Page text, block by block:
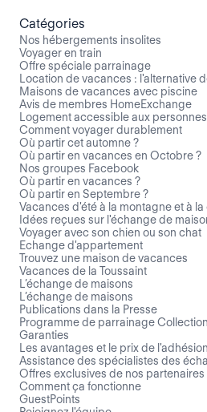
Catégories
Nos hébergements insolites
Voyager en train
Offre spéciale parrainage
Location de vacances : l'alternative
Maisons de vacances avec piscine
Avis de membres HomeExchange
Logement accessible aux
Comment voyager durablement
Où partir cet automne ?
Où partir en vacances en Octobre ?
Nos groupes Facebook
Où partir en vacances ?
Où partir en Septembre ?
Vacances d'été à la montagne et à
Idées reçues sur l'échange de
Voyager avec son chien ou son chat
Echange d'appartement
Trouvez une maison de vacances
Vacances de la Toussaint
L’échange de maisons
L’échange de maisons
Publications dans la Presse
Programme de parrainage Collection
Garanties
Les avantages et le prix de l'adhésion
Assistance des spécialistes des
Offres exclusives de nos partenaires
Comment ça fonctionne
GuestPoints